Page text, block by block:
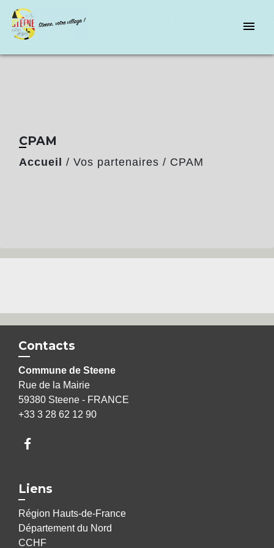
menu
CPAM
Accueil / Vos partenaires / CPAM
Contacts
Commune de Steene
Rue de la Mairie
59380 Steene - FRANCE
+33 3 28 62 12 90
Liens
Région Hauts-de-France
Département du Nord
CCHF